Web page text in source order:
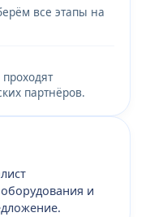
все этапы на
партнёров.
и